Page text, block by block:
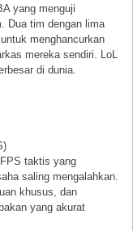
yang menguji
Dua tim dengan lima
menghancurkan
mereka sendiri. LoL
di dunia.
taktis yang
saling mengalahkan.
khusus, dan
yang akurat